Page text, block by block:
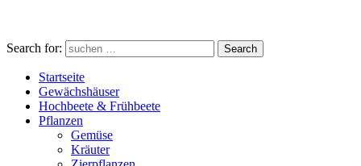
Search for: Search
Startseite
Gewächshäuser
Hochbeete & Frühbeete
Pflanzen
Gemüse
Kräuter